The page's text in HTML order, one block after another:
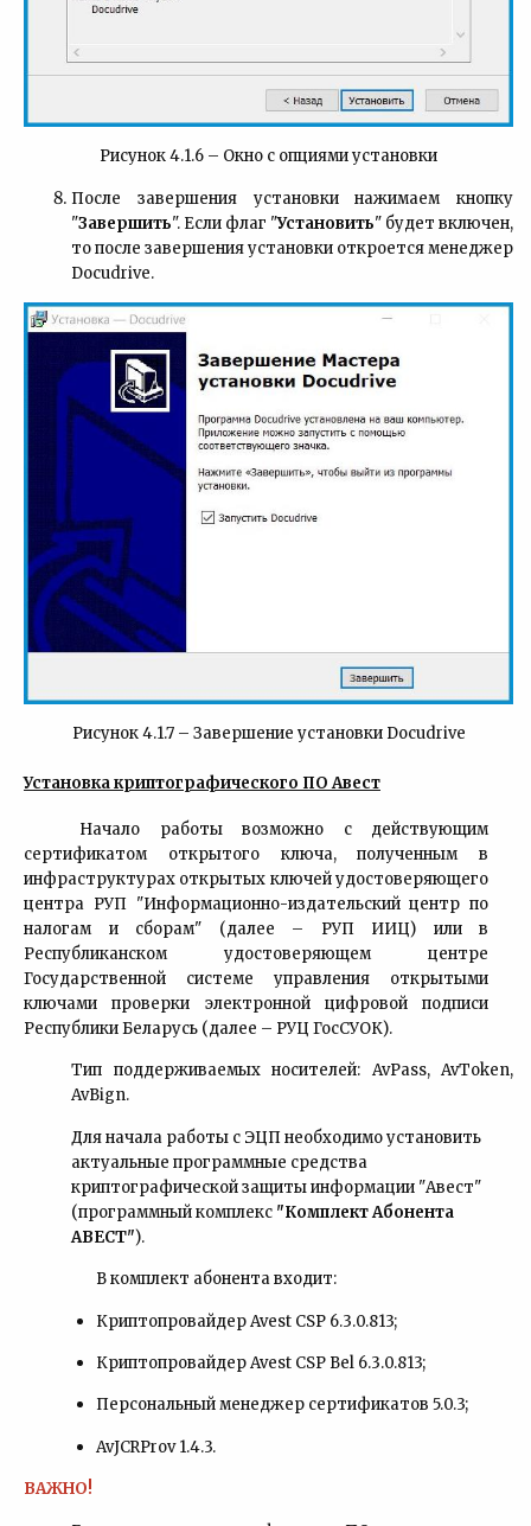
Рисунок 4.1.6 – Окно с опциями установки
После завершения установки нажимаем кнопку
"Завершить". Если флаг "Установить" будет включен,
то после завершения установки откроется менеджер
Docudrive.
Рисунок 4.1.7 – Завершение установки Docudrive
Установка криптографического ПО Авест
Начало работы возможно с действующим
сертификатом открытого ключа, полученным в
инфраструктурах открытых ключей удостоверяющего
центра РУП "Информационно-издательский центр по
налогам и сборам" (далее – РУП ИИЦ) или в
Республиканском удостоверяющем центре
Государственной системе управления открытыми
ключами проверки электронной цифровой подписи
Республики Беларусь (далее – РУЦ ГосСУОК).
Тип поддерживаемых носителей: AvPass, AvToken,
AvBign.
Для начала работы с ЭЦП необходимо установить
актуальные программные средства
криптографической защиты информации "Авест"
(программный комплекс "Комплект Абонента
АВЕСТ").
В комплект абонента входит:
Криптопровайдер Avest CSP 6.3.0.813;
Криптопровайдер Avest CSP Bel 6.3.0.813;
Персональный менеджер сертификатов 5.0.3;
AvJCRProv 1.4.3.
ВАЖНО!